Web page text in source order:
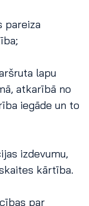
pareiza
lapu
atkarībā no
iegāde un to
izdevumu,
kārtība.
par